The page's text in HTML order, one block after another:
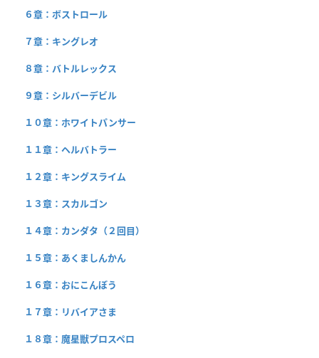
６章：ボストロール
７章：キングレオ
８章：バトルレックス
９章：シルバーデビル
１０章：ホワイトパンサー
１１章：ヘルバトラー
１２章：キングスライム
１３章：スカルゴン
１４章：カンダタ（２回目）
１５章：あくましんかん
１６章：おにこんぼう
１７章：リバイアさま
１８章：魔星獣プロスペロ